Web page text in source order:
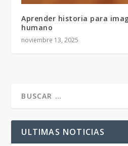
Aprender historia para
humano
noviembre 13, 2025
ULTIMAS NOTICIAS